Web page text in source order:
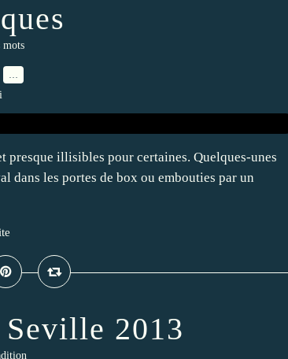
…
presque illisibles pour certaines. Quelques-unes
dans les portes de box ou embouties par un
2013